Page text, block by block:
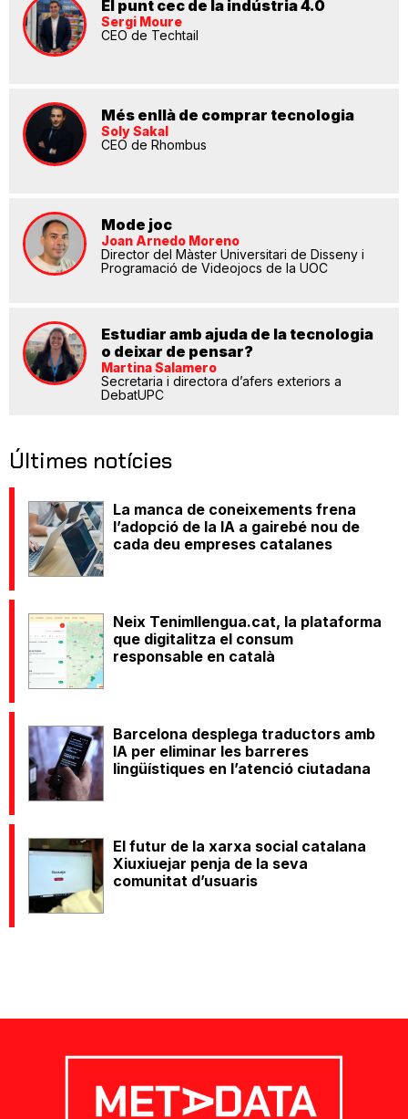
El punt cec de la indústria 4.0
Sergi Moure
CEO de Techtail
Més enllà de comprar tecnologia
Soly Sakal
CEO de Rhombus
Mode joc
Joan Arnedo Moreno
Director del Màster Universitari de Disseny i
Programació de Videojocs de la UOC
Estudiar amb ajuda de la tecnologia
o deixar de pensar?
Martina Salamero
Secretaria i directora d’afers exteriors a
DebatUPC
Últimes notícies
La manca de coneixements frena
l’adopció de la IA a gairebé nou de
cada deu empreses catalanes
Neix Tenimllengua.cat, la plataforma
que digitalitza el consum
responsable en català
Barcelona desplega traductors amb
IA per eliminar les barreres
lingüístiques en l’atenció ciutadana
El futur de la xarxa social catalana
Xiuxiuejar penja de la seva
comunitat d’usuaris